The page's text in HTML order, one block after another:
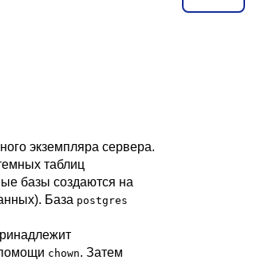
экземпляра сервера.
таблиц
базы создаются на
База postgres
chown. Затем